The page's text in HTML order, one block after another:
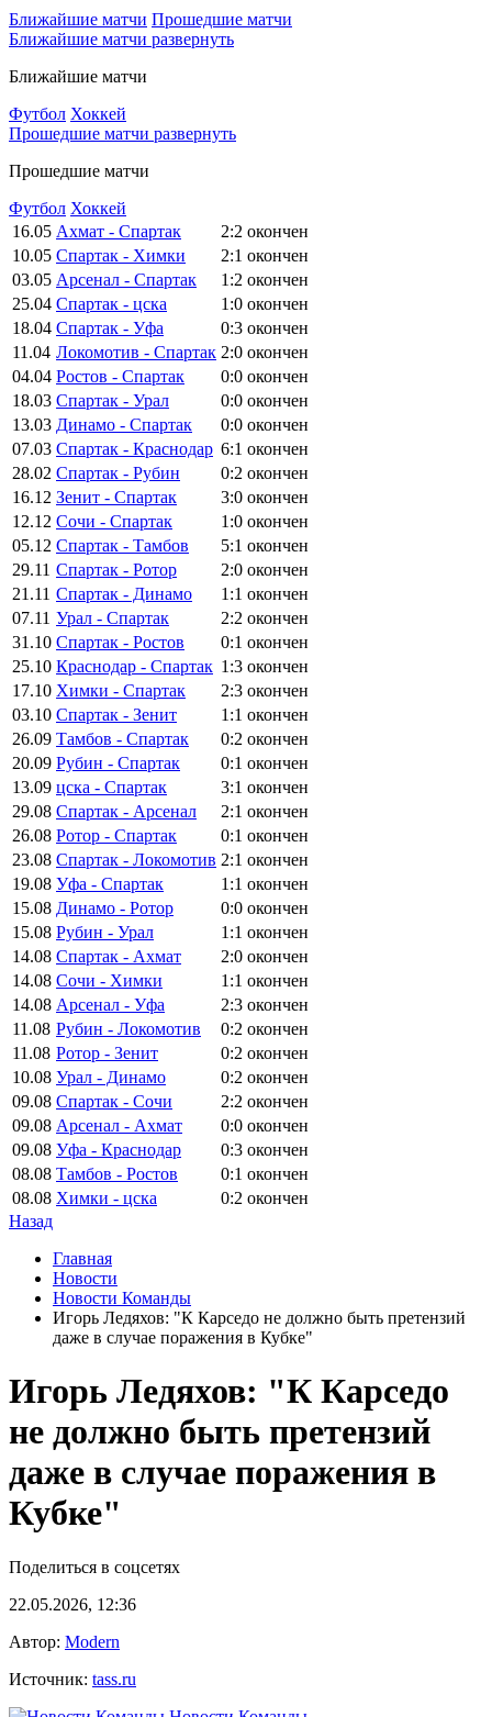
Ближайшие матчи Прошедшие матчи
Ближайшие матчи развернуть
Ближайшие матчи
Футбол Хоккей
Прошедшие матчи развернуть
Прошедшие матчи
Футбол Хоккей
16.05 Ахмат - Спартак 2:2 окончен
10.05 Спартак - Химки 2:1 окончен
03.05 Арсенал - Спартак 1:2 окончен
25.04 Спартак - цска 1:0 окончен
18.04 Спартак - Уфа 0:3 окончен
11.04 Локомотив - Спартак 2:0 окончен
04.04 Ростов - Спартак 0:0 окончен
18.03 Спартак - Урал 0:0 окончен
13.03 Динамо - Спартак 0:0 окончен
07.03 Спартак - Краснодар 6:1 окончен
28.02 Спартак - Рубин 0:2 окончен
16.12 Зенит - Спартак 3:0 окончен
12.12 Сочи - Спартак 1:0 окончен
05.12 Спартак - Тамбов 5:1 окончен
29.11 Спартак - Ротор 2:0 окончен
21.11 Спартак - Динамо 1:1 окончен
07.11 Урал - Спартак 2:2 окончен
31.10 Спартак - Ростов 0:1 окончен
25.10 Краснодар - Спартак 1:3 окончен
17.10 Химки - Спартак 2:3 окончен
03.10 Спартак - Зенит 1:1 окончен
26.09 Тамбов - Спартак 0:2 окончен
20.09 Рубин - Спартак 0:1 окончен
13.09 цска - Спартак 3:1 окончен
29.08 Спартак - Арсенал 2:1 окончен
26.08 Ротор - Спартак 0:1 окончен
23.08 Спартак - Локомотив 2:1 окончен
19.08 Уфа - Спартак 1:1 окончен
15.08 Динамо - Ротор 0:0 окончен
15.08 Рубин - Урал 1:1 окончен
14.08 Спартак - Ахмат 2:0 окончен
14.08 Сочи - Химки 1:1 окончен
14.08 Арсенал - Уфа 2:3 окончен
11.08 Рубин - Локомотив 0:2 окончен
11.08 Ротор - Зенит 0:2 окончен
10.08 Урал - Динамо 0:2 окончен
09.08 Спартак - Сочи 2:2 окончен
09.08 Арсенал - Ахмат 0:0 окончен
09.08 Уфа - Краснодар 0:3 окончен
08.08 Тамбов - Ростов 0:1 окончен
08.08 Химки - цска 0:2 окончен
Назад
Главная
Новости
Новости Команды
Игорь Ледяхов: "К Карседо не должно быть претензий
даже в случае поражения в Кубке"
Игорь Ледяхов: "К Карседо
не должно быть претензий
даже в случае поражения в
Кубке"
Поделиться в соцсетях
22.05.2026, 12:36
Автор: Modern
Источник: tass.ru